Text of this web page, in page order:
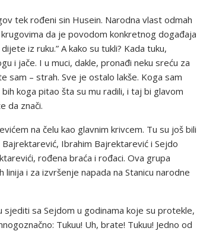
tek rođeni sin Husein. Narodna vlast odmah
da je povodom konkretnog događaja
iz ruku.” A kako su tukli? Kada tuku,
i jače. I u muci, dakle, pronađi neku sreću za
sam – strah. Sve je ostalo lakše. Koga sam
koga pitao šta su mu radili, i taj bi glavom
da znači.
na čelu kao glavnim krivcem. Tu su još bili
Ibrahim Bajrektarević i Sejdo
rođena braća i rođaci. Ova grupa
i za izvršenje napada na Stanicu narodne
sjediti sa Sejdom u godinama koje su protekle,
Tukuu! Uh, brate! Tukuu! Jedno od